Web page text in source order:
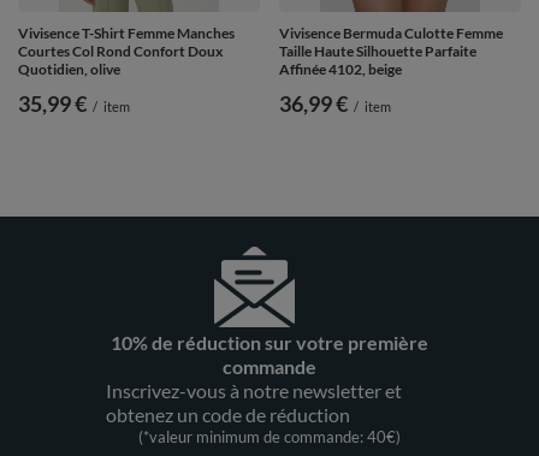
Vivisence T-Shirt Femme Manches
Courtes Col Rond Confort Doux
Quotidien, olive
35,99 € / item
Vivisence Bermuda Culotte Femme
Taille Haute Silhouette Parfaite
Affinée 4102, beige
36,99 € / item
10% de réduction sur votre première
commande
Inscrivez-vous à notre newsletter et
obtenez un code de réduction
(*valeur minimum de commande: 40€)